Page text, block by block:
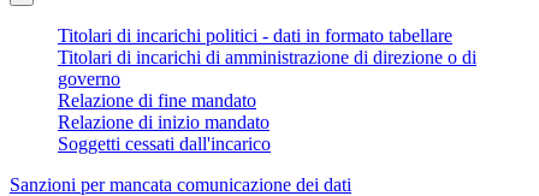
Titolari di incarichi politici - dati in formato tabellare
Titolari di incarichi di amministrazione di direzione o di
governo
Relazione di fine mandato
Relazione di inizio mandato
Soggetti cessati dall'incarico
Sanzioni per mancata comunicazione dei dati